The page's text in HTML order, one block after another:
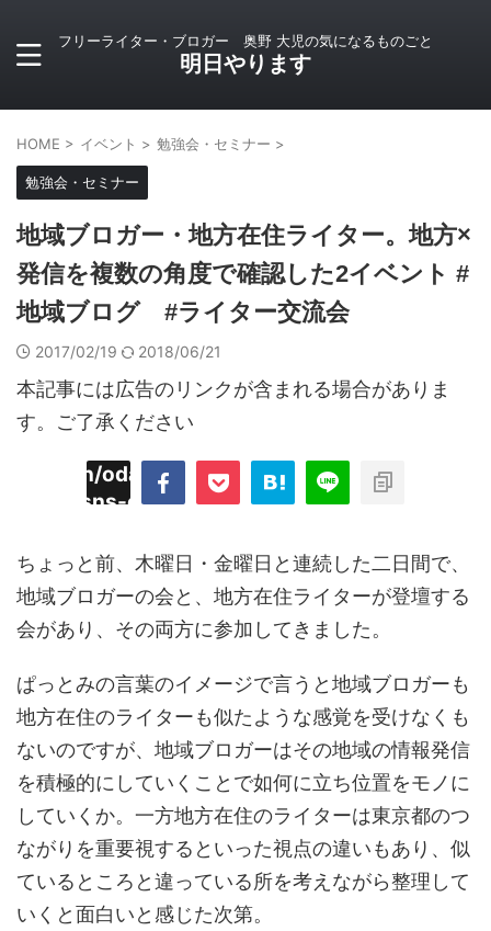
フリーライター・ブロガー 奥野 大児の気になるものごと
明日やります
HOME > イベント > 勉強会・セミナー >
勉強会・セミナー
地域ブロガー・地方在住ライター。地方×
発信を複数の角度で確認した2イベント #
地域ブログ #ライター交流会
2017/02/19 2018/06/21
本記事には広告のリンクが含まれる場合がありま
す。ご了承ください
odaiji.com/public_html/blog/wp-
sns-count-cache/sns-count-
ちょっと前、木曜日・金曜日と連続した二日間で、
地域ブロガーの会と、地方在住ライターが登壇する
会があり、その両方に参加してきました。
ぱっとみの言葉のイメージで言うと地域ブロガーも
地方在住のライターも似たような感覚を受けなくも
ないのですが、地域ブロガーはその地域の情報発信
を積極的にしていくことで如何に立ち位置をモノに
していくか。一方地方在住のライターは東京都のつ
ながりを重要視するといった視点の違いもあり、似
ているところと違っている所を考えながら整理して
いくと面白いと感じた次第。